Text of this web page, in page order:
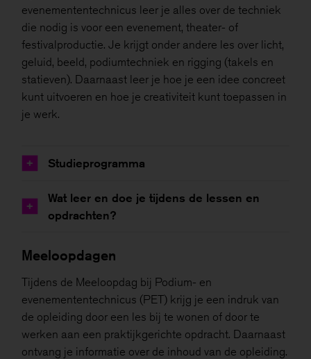
evenemententechnicus leer je alles over de techniek
die nodig is voor een evenement, theater- of
festivalproductie. Je krijgt onder andere les over licht,
geluid, beeld, podiumtechniek en rigging (takels en
statieven). Daarnaast leer je hoe je een idee concreet
kunt uitvoeren en hoe je creativiteit kunt toepassen in
je werk.
+ Studieprogramma
+
Wat leer en doe je tijdens de lessen en
opdrachten?
Meeloopdagen
Tijdens de Meeloopdag bij Podium- en
evenemententechnicus (PET) krijg je een indruk van
de opleiding door een les bij te wonen of door te
werken aan een praktijkgerichte opdracht. Daarnaast
ontvang je informatie over de inhoud van de opleiding.